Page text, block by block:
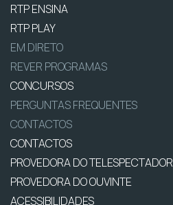
RTP ENSINA
RTP PLAY
EM DIRETO
REVER PROGRAMAS
CONCURSOS
PERGUNTAS FREQUENTES
CONTACTOS
CONTACTOS
PROVEDORA DO TELESPECTADOR
PROVEDORA DO OUVINTE
ACESSIBILIDADES